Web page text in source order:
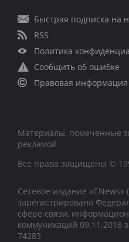
Быстрая подписка на
RSS
Политика
Сообщить об ошибке
Правовая информация
Материалы, помеченные
рекламой
Все права защищены ©
Сетевое издание «CNews»
зарегистрировано
сфере связи,
коммуникаций
74283